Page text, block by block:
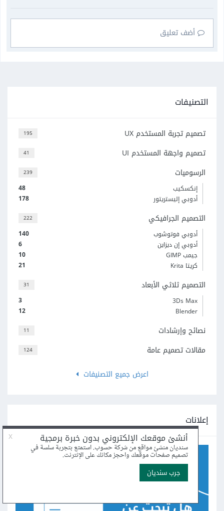
أضف تعليق
التصنيفات
195 تصميم تجربة المستخدم UX
41 تصميم واجهة المستخدم UI
239 الرسوميات
48
إنكسكيب
178
أدوبي إليستريتور
222 التصميم الجرافيكي
140
أدوبي فوتوشوب
6
أدوبي إن ديزاين
10
جيمب GIMP
21
كريتا Krita
31 التصميم ثلاثي الأبعاد
3
3Ds Max
12
Blender
11 نصائح وإرشادات
124
مقالات تصميم عامة
اعرض جميع التصنيفات
إعلانات